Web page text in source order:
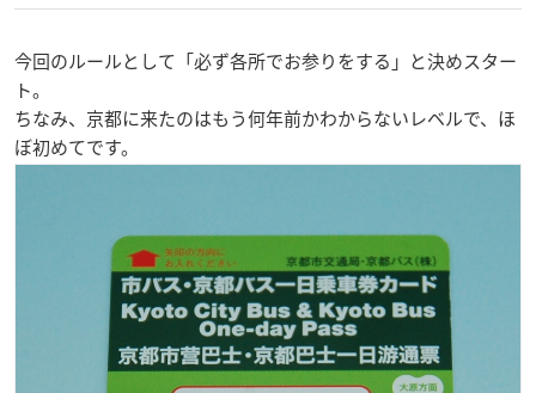
今回のルールとして「必ず各所でお参りをする 」と決めスター
ト。
ちなみ、京都に来たのはもう何年前かわからないレベルで、ほ
ぼ初めてです。